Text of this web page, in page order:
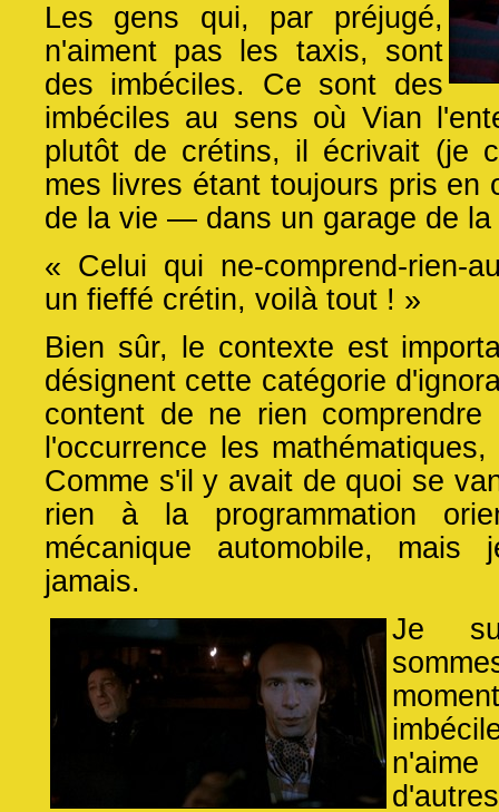
Les gens qui, par préjugé,
n'aiment pas les taxis, sont
des imbéciles. Ce sont des
imbéciles au sens où Vian
plutôt de crétins, il écrivait (je
mes livres étant toujours pris
de la vie — dans un garage de la
« Celui qui ne-comprend-rien-
un fieffé crétin, voilà tout ! »
Bien sûr, le contexte est
désignent cette catégorie
content de ne rien
l'occurrence les
Comme s'il y avait de quoi se
rien à la programmation
mécanique automobile,
jamais.
Je
n'aime